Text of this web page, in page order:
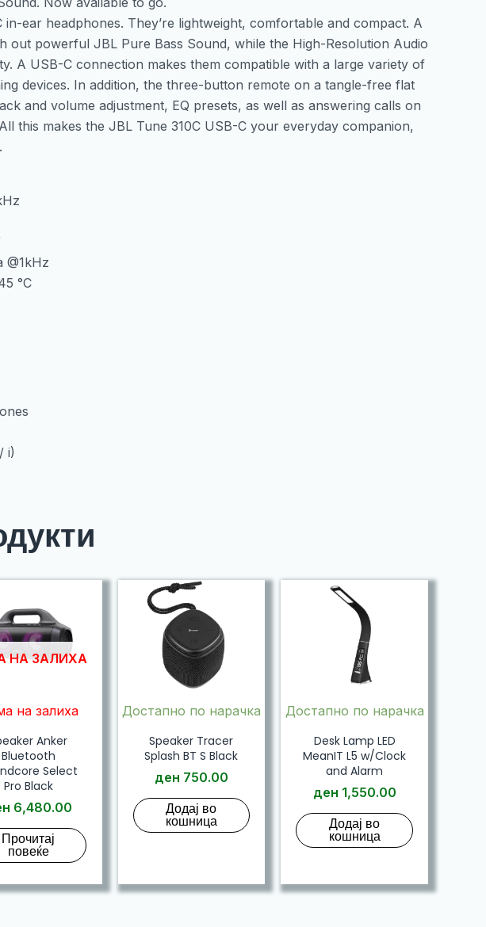
ear headphones. They’re lightweight, comfortable and compact. A
out powerful JBL Pure Bass Sound, while the High-Resolution Audio
A USB-C connection makes them compatible with a large variety of
devices. In addition, the three-button remote on a tangle-free flat
and volume adjustment, EQ presets, as well as answering calls on
this makes the JBL Tune 310C USB-C your everyday companion,
@1kHz
°C
i)
НА ЗАЛИХА
на залиха
Anker
Bluetooth
Select
Pro Black
6,480.00
Прочитај
повеќе
Достапно по нарачка
Speaker Tracer
Splash BT S Black
ден 750.00
Додај во
кошница
Достапно по нарачка
Desk Lamp LED
MeanIT L5 w/Clock
and Alarm
ден 1,550.00
Додај во
кошница